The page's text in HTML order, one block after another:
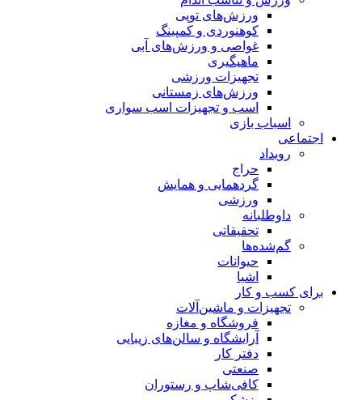
ورزش‌های توپی
کوهنوردی و کمپینگ
غواصی و ورزش‌های آبی
ماهیگیری
تجهیزات ورزشی
ورزش‌های زمستانی
اسب و تجهیزات اسب سواری
اسباب‌ بازی
اجتماعی
رویداد
حراج
گردهمایی و همایش
ورزشی
داوطلبانه
تحقیقاتی
گم‌شده‌ها
حیوانات
اشیا
برای کسب و کار
تجهیزات و ماشین‌آلات
فروشگاه و مغازه
آرایشگاه و سالن‌های زیبایی
دفتر کار
صنعتی
کافی‌شاپ و رستوران